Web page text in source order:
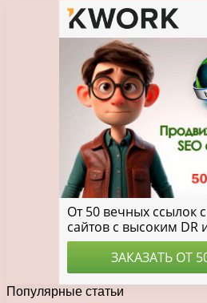
Популярные статьи